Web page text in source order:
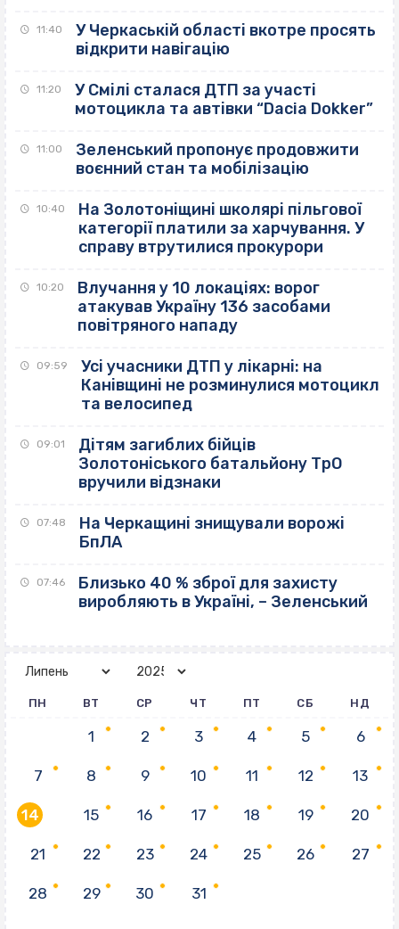
11:40
У Черкаській області вкотре просять
відкрити навігацію
11:20
У Смілі сталася ДТП за участі
мотоцикла та автівки “Dacia Dokker”
11:00
Зеленський пропонує продовжити
воєнний стан та мобілізацію
10:40
На Золотоніщині школярі пільгової
категорії платили за харчування. У
справу втрутилися прокурори
10:20
Влучання у 10 локаціях: ворог
атакував Україну 136 засобами
повітряного нападу
09:59
Усі учасники ДТП у лікарні: на
Канівщині не розминулися мотоцикл
та велосипед
09:01
Дітям загиблих бійців
Золотоніського батальйону ТрО
вручили відзнаки
07:48
На Черкащині знищували ворожі
БпЛА
07:46
Близько 40 % зброї для захисту
виробляють в Україні, – Зеленський
ПН ВТ СР ЧТ ПТ СБ НД
1 2 3 4 5 6
7 8 9 10 11 12 13
14 15 16 17 18 19 20
21 22 23 24 25 26 27
28 29 30 31